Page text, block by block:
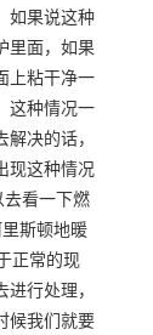
如果说这种
里面，如果
上粘干净一
这种情况一
决的话，
现这种情况
看一下燃
斯顿地暖
正常的现
行处理，
候我们就要